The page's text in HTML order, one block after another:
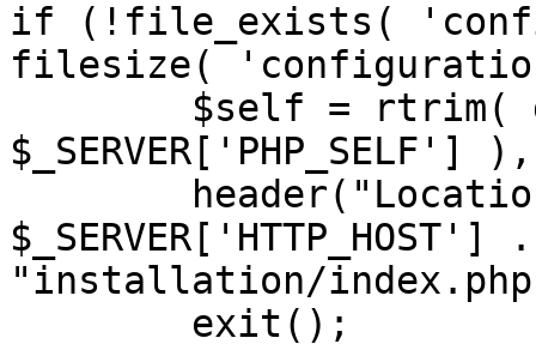
if (!file_exists(
filesize(
"installation/